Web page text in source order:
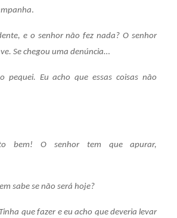
.
e o senhor não fez nada? O senhor
Se chegou uma denúncia…
pequei. Eu acho que essas coisas não
bem! O senhor tem que apurar,
sabe se não será hoje?
que fazer e eu acho que deveria levar